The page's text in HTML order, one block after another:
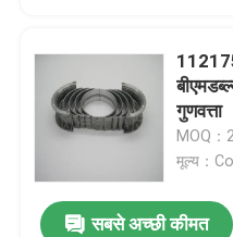
गुणवत्ता
MOQ
मूल्य：
सबसे अच्छी कीमत